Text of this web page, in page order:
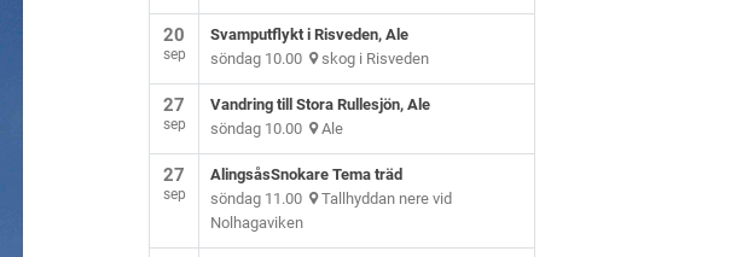
20
sep
Svamputflykt i Risveden, Ale
söndag 10.00 skog i Risveden
27
sep
Vandring till Stora Rullesjön, Ale
söndag 10.00 Ale
27
sep
AlingsåsSnokare Tema träd
söndag 11.00 Tallhyddan nere vid
Nolhagaviken